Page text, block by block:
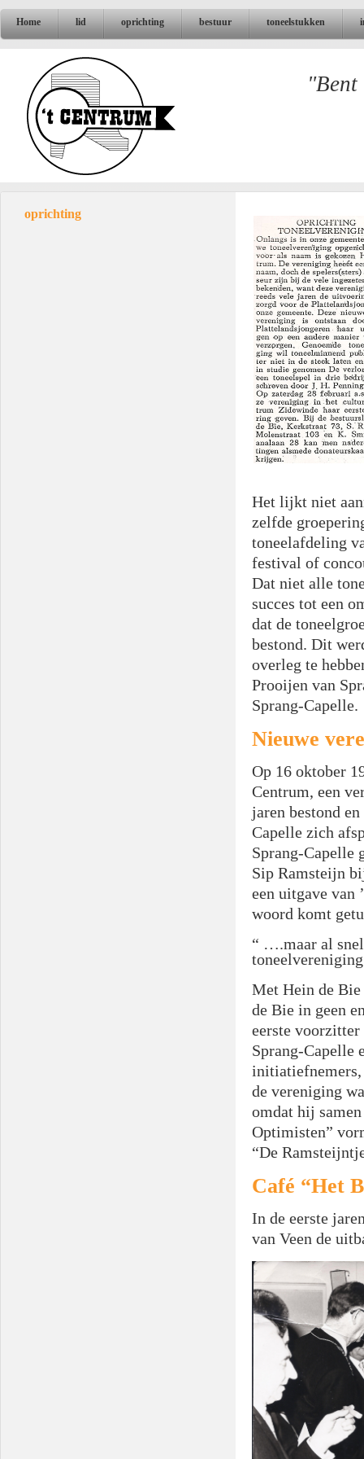
Home lid oprichting bestuur toneelstukken
"Bent
oprichting
Het lijkt niet
zelfde
toneelafdeling
festival of
Dat niet alle
succes tot een
dat de
bestond. Dit
overleg te
Prooijen van
Sprang-Capelle.
Nieuwe
Op 16 oktober
Centrum, een
jaren bestond
Capelle zich
Sprang-Capelle
Sip Ramsteijn
een uitgave van
woord komt
“ ….maar al
Met Hein de
de Bie in geen
eerste
Sprang-Capelle
initiatiefnemers,
de vereniging
omdat hij
Optimisten”
“De
Café “Het
In de eerste
van Veen de